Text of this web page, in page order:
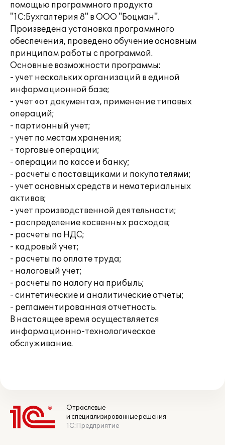
помощью программного продукта
"1С:Бухгалтерия 8" в ООО "Боцман".
Произведена установка программного
обеспечения, проведено обучение основным
принципам работы с программой.
Основные возможности программы:
- учет нескольких организаций в единой
информационной базе;
- учет «от документа», применение типовых
операций;
- партионный учет;
- учет по местам хранения;
- торговые операции;
- операции по кассе и банку;
- расчеты с поставщиками и покупателями;
- учет основных средств и нематериальных
активов;
- учет производственной деятельности;
- распределение косвенных расходов;
- расчеты по НДС;
- кадровый учет;
- расчеты по оплате труда;
- налоговый учет;
- расчеты по налогу на прибыль;
- синтетические и аналитические отчеты;
- регламентированная отчетность.
В настоящее время осуществляется
информационно-технологическое
обслуживание.
Отраслевые
и специализированные решения
1С:Предприятие